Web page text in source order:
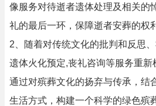
像服务对待逝者遗体处理及相关的
礼的最后一环，保障逝者安葬的权
2、随着对传统文化的批判和反思
遗体火化预定,丧礼咨询等服务重新
通过对殡葬文化的扬弃与传承，结
生活方式，构建一个科学的绿色殡